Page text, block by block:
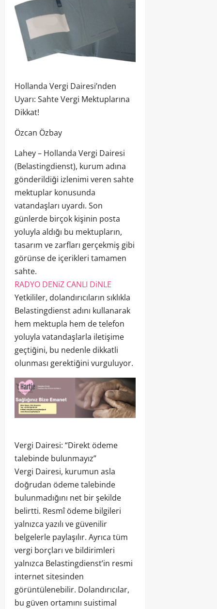
Hollanda Vergi Dairesi’nden
Uyarı: Sahte Vergi Mektuplarına
Dikkat!
Özcan Özbay
Lahey – Hollanda Vergi Dairesi
(Belastingdienst), kurum adına
gönderildiği izlenimi veren sahte
mektuplar konusunda
vatandaşları uyardı. Son
günlerde birçok kişinin posta
yoluyla aldığı bu mektupların,
tasarım ve zarfları gerçekmiş gibi
görünse de içerikleri tamamen
sahte.
RADYO DENiZ CANLI DiNLE
Yetkililer, dolandırıcıların sıklıkla
Belastingdienst adını kullanarak
hem mektupla hem de telefon
yoluyla vatandaşlarla iletişime
geçtiğini, bu nedenle dikkatli
olunması gerektiğini vurguluyor.
Vergi Dairesi: “Direkt ödeme
talebinde bulunmayız”
Vergi Dairesi, kurumun asla
doğrudan ödeme talebinde
bulunmadığını net bir şekilde
belirtti. Resmî ödeme bilgileri
yalnızca yazılı ve güvenilir
belgelerle paylaşılır. Ayrıca tüm
vergi borçları ve bildirimleri
yalnızca Belastingdienst’in resmi
internet sitesinden
görüntülenebilir. Dolandırıcılar,
bu güven ortamını suistimal